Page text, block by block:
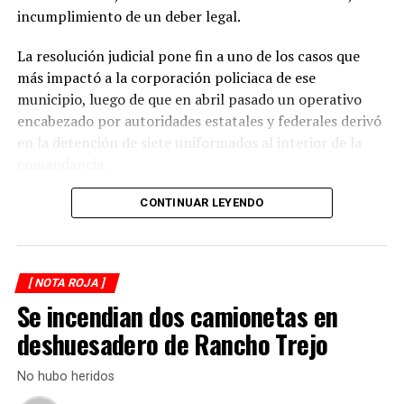
La circulación en la zona se vio afectada por algunos
minutos mientras se realizaban las labores de auxilio y el
levantamiento de indicios por parte de las autoridades.
Posteriormente, el tránsito fue restablecido de manera
normal.
incumplimiento de un deber legal.
La resolución judicial pone fin a uno de los casos que
más impactó a la corporación policiaca de ese
municipio, luego de que en abril pasado un operativo
encabezado por autoridades estatales y federales derivó
en la detención de siete uniformados al interior de la
La intervención se realizó el 10 de abril mediante un
elementos de la Secretaría de Marina (Semar) y de la
Secretaría de Seguridad Pública (SSP), quienes
ejecutaron una revisión en las instalaciones de la
corporación municipal.
Durante la inspección, los efectivos localizaron diversas
dosis de droga presuntamente destinadas al
narcomenudeo, por lo que los policías fueron
CONTINUAR LEYENDO
[ NOTA ROJA ]
Se incendian dos camionetas en
deshuesadero de Rancho Trejo
No hubo heridos